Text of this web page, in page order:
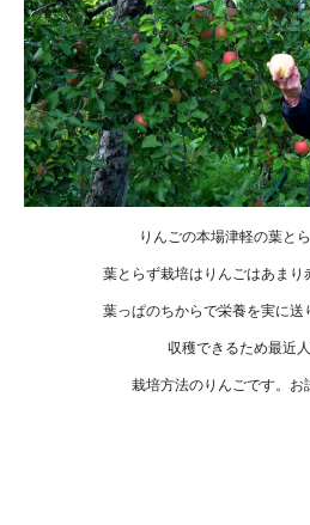
りんごの本場津軽の葉と
葉とらず栽培はりんごはあまり
葉っぱのちからで栄養を実に送
収穫できるため最近
栽培方法のりんごです。お